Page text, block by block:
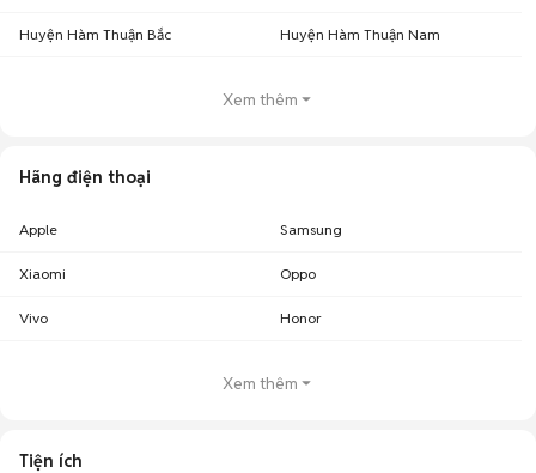
Huyện Hàm Thuận Bắc Huyện Hàm Thuận Nam
Xem thêm
Hãng điện thoại
Apple Samsung
Xiaomi Oppo
Vivo Honor
Xem thêm
Tiện ích